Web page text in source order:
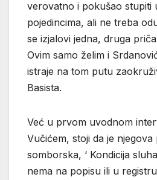
verovatno i pokušao stupiti
pojedincima, ali ne treba
se izjalovi jedna, druga
Ovim samo želim i
istraje na tom putu
Basista.
Već u prvom uvodnom
Vučićem, stoji da je
somborska, ‘ Kondicija
nema na popisu ili u registru